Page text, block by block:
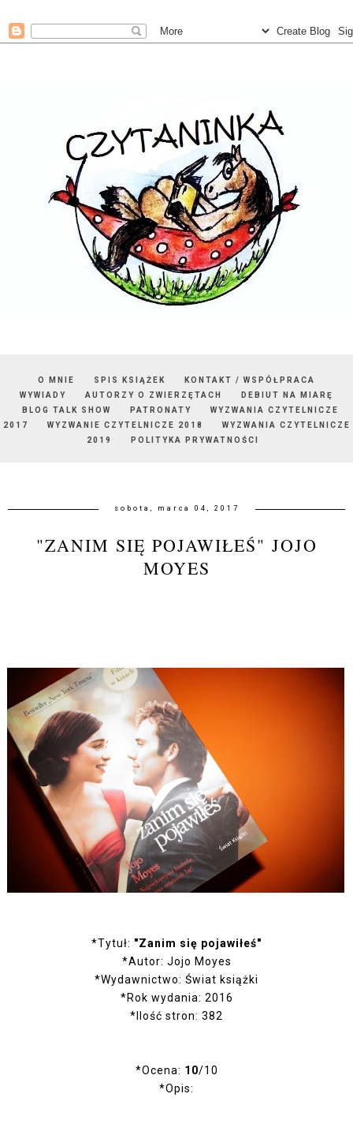
O MNIE SPIS KSIĄŻEK
KONTAKT / WSPÓŁPRACA
WYWIADY
AUTORZY O ZWIERZĘTACH
DEBIUT NA MIARĘ
BLOG TALK SHOW
PATRONATY
WYZWANIA CZYTELNICZE
2017
WYZWANIE CZYTELNICZE 2018
WYZWANIA CZYTELNICZE
2019
POLITYKA PRYWATNOŚCI
sobota, marca 04, 2017
"ZANIM SIĘ POJAWIŁEŚ" JOJO
MOYES
*Tytuł: "Zanim się pojawiłeś"
*Autor: Jojo Moyes
*Wydawnictwo: Świat książki
*Rok wydania: 2016
*Ilość stron: 382
*Ocena: 10/10
*Opis: